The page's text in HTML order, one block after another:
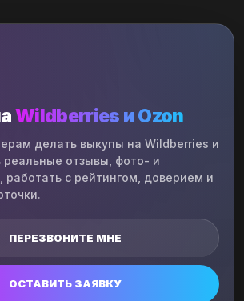
Wildberries и Ozon
делать выкупы на Wildberries и
реальные отзывы, фото- и
с рейтингом, доверием и
ПЕРЕЗВОНИТЕ МНЕ
ОСТАВИТЬ ЗАЯВКУ